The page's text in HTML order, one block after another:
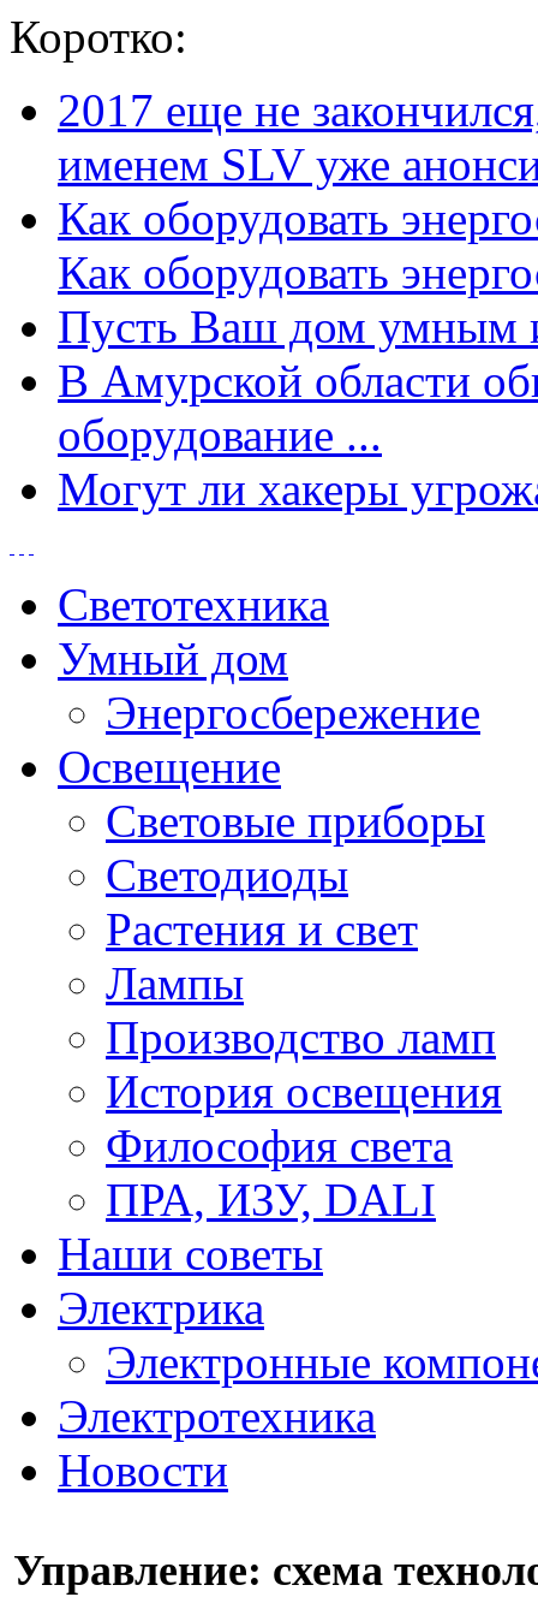
Коротко:
2017 еще не
именем SLV уже
Как оборудовать
Как оборудовать
Пусть Ваш дом умным
В Амурской области
оборудование ...
Могут ли хакеры
Светотехника
Умный дом
Энергосбережение
Освещение
Световые приборы
Светодиоды
Растения и свет
Лампы
Производство ламп
История освещения
Философия света
ПРА, ИЗУ, DALI
Наши советы
Электрика
Электронные
Электротехника
Новости
Управление: схема